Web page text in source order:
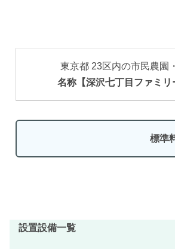
東京都 23区内の市民農園
名称【深沢七丁目ファミリ
標準
設置設備一覧